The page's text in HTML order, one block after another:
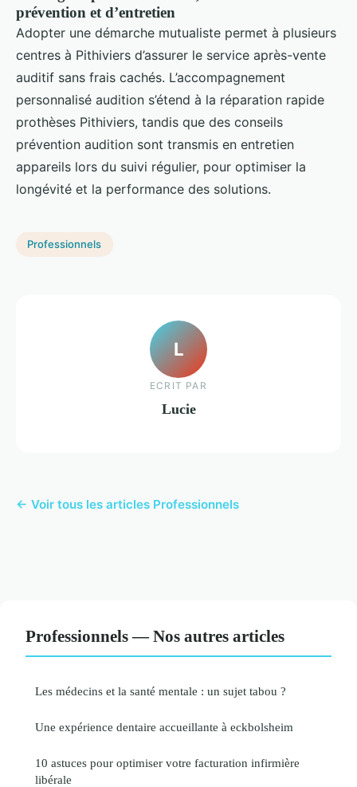
prévention et d’entretien
Adopter une démarche mutualiste permet à plusieurs
centres à Pithiviers d’assurer le service après-vente
auditif sans frais cachés. L’accompagnement
personnalisé audition s’étend à la réparation rapide
prothèses Pithiviers, tandis que des conseils
prévention audition sont transmis en entretien
appareils lors du suivi régulier, pour optimiser la
longévité et la performance des solutions.
Professionnels
L
ECRIT PAR
Lucie
← Voir tous les articles Professionnels
Professionnels — Nos autres articles
Les médecins et la santé mentale : un sujet tabou ?
Une expérience dentaire accueillante à eckbolsheim
10 astuces pour optimiser votre facturation infirmière
libérale